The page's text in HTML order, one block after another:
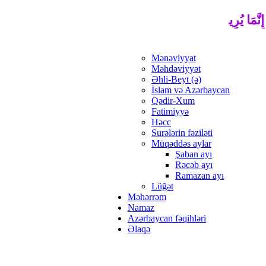
إِنَّمَا يُرِيدُ اللَّهُ لِيُذْهِبَ عَنْكُمُ الرِّجْسَ أَهْلَ الْبَيْتِ
Mənəviyyat
Məhdəviyyət
Əhli-Beyt (ə)
İslam və Azərbaycan
Qədir-Xum
Fatimiyyə
Həcc
Surələrin fəziləti
Müqəddəs aylar
Şaban ayı
Rəcəb ayı
Ramazan ayı
Lüğət
Məhərrəm
Namaz
Azərbaycan fəqihləri
Əlaqə